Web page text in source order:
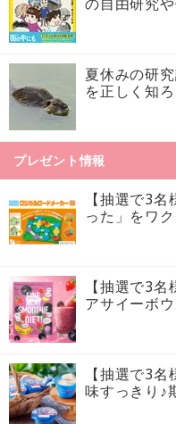
夏休みの研
を正しく知
プレゼント情報
【抽選で3
った」をワ
【抽選で3
アサイーボ
【抽選で3
味すっきり♪